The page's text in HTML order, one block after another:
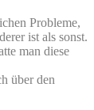
Probleme,
ist als sonst.
man diese
über den